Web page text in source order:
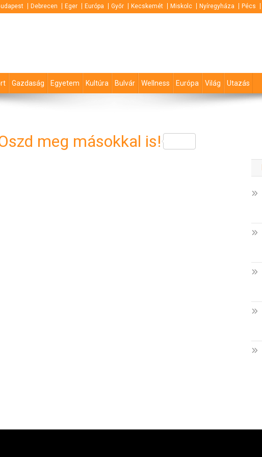
Debrecen Eger Európa Győr Kecskemét Miskolc Nyíregyháza Pécs
Gazdaság Egyetem Kultúra Bulvár Wellness Európa Világ Utazás
meg másokkal is!